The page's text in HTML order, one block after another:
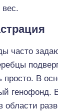
часто
просто. В
генофонд.
области